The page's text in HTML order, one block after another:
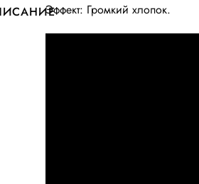
Эффект: Громкий хлопок.